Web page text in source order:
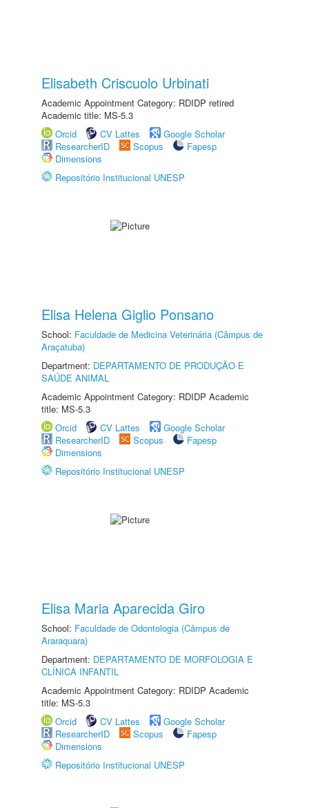
Elisabeth Criscuolo Urbinati
Academic Appointment Category: RDIDP retired
Academic title: MS-5.3
Orcid
CV Lattes
Google Scholar
ResearcherID
Scopus
Fapesp
Dimensions
Repositório Institucional UNESP
Elisa Helena Giglio Ponsano
School: Faculdade de Medicina Veterinária (Câmpus de
Araçatuba)
Department: DEPARTAMENTO DE PRODUÇÃO E
SAÚDE ANIMAL
Academic Appointment Category: RDIDP Academic
title: MS-5.3
Orcid
CV Lattes
Google Scholar
ResearcherID
Scopus
Fapesp
Dimensions
Repositório Institucional UNESP
Elisa Maria Aparecida Giro
School: Faculdade de Odontologia (Câmpus de
Araraquara)
Department: DEPARTAMENTO DE MORFOLOGIA E
CLÍNICA INFANTIL
Academic Appointment Category: RDIDP Academic
title: MS-5.3
Orcid
CV Lattes
Google Scholar
ResearcherID
Scopus
Fapesp
Dimensions
Repositório Institucional UNESP